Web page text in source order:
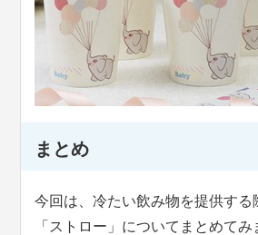
まとめ
今回は、冷たい飲み物を提供する
「ストロー」についてまとめて